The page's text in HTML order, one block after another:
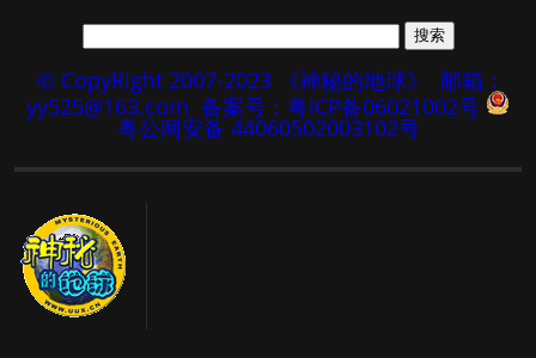
© CopyRight 2007-2023 《神秘的地球》
邮箱：
yy525@163.com 备案号：粤ICP备06021002号
粤公网安备 44060502003102号